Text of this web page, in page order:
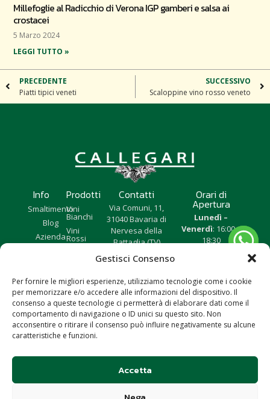
Gestisci Consenso
Per fornire le migliori esperienze, utilizziamo tecnologie come i cookie
per memorizzare e/o accedere alle informazioni del dispositivo. Il
consenso a queste tecnologie ci permetterà di elaborare dati come il
comportamento di navigazione o ID unici su questo sito. Non
acconsentire o ritirare il consenso può influire negativamente su alcune
caratteristiche e funzioni.
Accetta
Millefoglie al Radicchio di Verona IGP gamberi e salsa ai
crostacei
5 Marzo 2024
LEGGI TUTTO »
PRECEDENTE
Piatti tipici veneti
SUCCESSIVO
Scaloppine vino rosso veneto
Info
Smaltimento
Blog
Azienda
Prodotti
Vini
Bianchi
Vini
Rossi
Contatti
Via Comuni, 11,
31040 Bavaria di
Nervesa della
Battaglia (TV)
info@callegariroberto.com
(Mery)
+39 340 4129101
(Roberto)
+39 346 3667604
(Andrea)
Cookie
Orari di
Apertura
Lunedì –
Venerdì: 16:00 –
18:30
Domenica:CHIUSO